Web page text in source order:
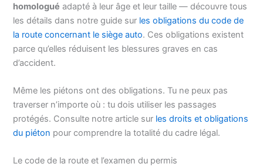
homologué adapté à leur âge et leur taille — découvre tous
les détails dans notre guide sur les obligations du code de
la route concernant le siège auto. Ces obligations existent
parce qu’elles réduisent les blessures graves en cas
d’accident.
Même les piétons ont des obligations. Tu ne peux pas
traverser n’importe où : tu dois utiliser les passages
protégés. Consulte notre article sur les droits et obligations
du piéton pour comprendre la totalité du cadre légal.
Le code de la route et l’examen du permis